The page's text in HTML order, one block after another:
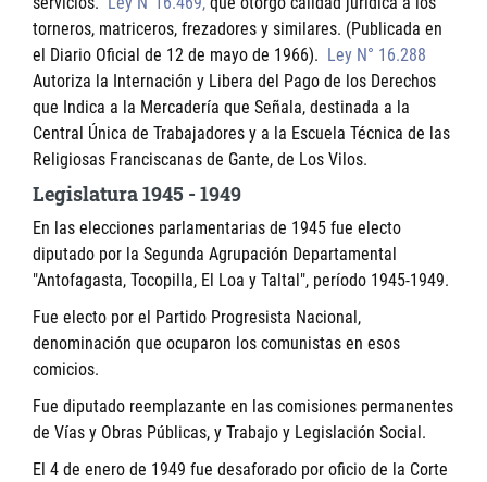
torneros, matriceros, frezadores y similares. (Publicada en
el Diario Oficial de 12 de mayo de 1966). Ley N° 16.288
Autoriza la Internación y Libera del Pago de los Derechos
que Indica a la Mercadería que Señala, destinada a la
Central Única de Trabajadores y a la Escuela Técnica de las
Religiosas Franciscanas de Gante, de Los Vilos.
Legislatura 1945 - 1949
En las elecciones parlamentarias de 1945 fue electo
diputado por la Segunda Agrupación Departamental
"Antofagasta, Tocopilla, El Loa y Taltal", período 1945-1949.
Fue electo por el Partido Progresista Nacional,
denominación que ocuparon los comunistas en esos
comicios.
Fue diputado reemplazante en las comisiones permanentes
de Vías y Obras Públicas, y Trabajo y Legislación Social.
El 4 de enero de 1949 fue desaforado por oficio de la Corte